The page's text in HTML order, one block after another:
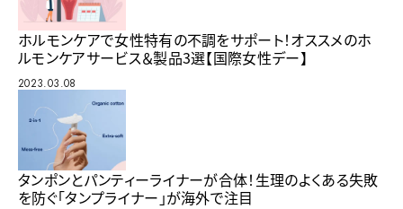
ホルモンケアで女性特有の不調をサポート！オススメのホ
ルモンケアサービス＆製品3選【国際女性デー】
2023.03.08
タンポンとパンティーライナーが合体！生理のよくある失敗
を防ぐ「タンプライナー」が海外で注目